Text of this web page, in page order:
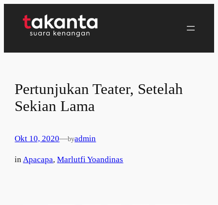
Pertunjukan Teater, Setelah
Sekian Lama
Okt 10, 2020—byadmin
inApacapa, Marlutfi Yoandinas